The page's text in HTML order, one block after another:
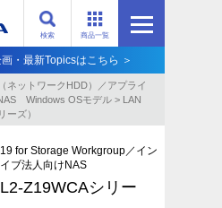
商品一覧
検索
・最新Topicsはこちら ＞
ネットワークHDD）／アプライ
Windows OSモデル > LAN
ーズ）
for Storage Workgroup／イン
ブ法人向けNAS
Z19WCAシリー